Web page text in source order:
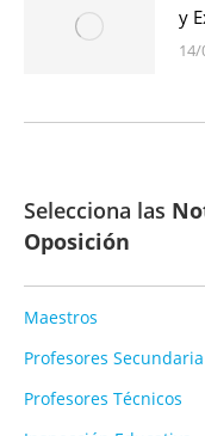
y
Selecciona las
Oposición
Maestros
Profesores Secundaria
Profesores Técnicos